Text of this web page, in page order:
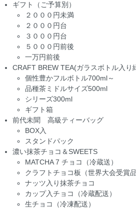
ギフト（ご予算別）
２０００円未満
２０００円台
３０００円台
５０００円前後
一万円前後
CRAFT BREW TEA(ガラスボトル入り
個性豊かフルボトル700ml～
品種茶ミドルサイズ500ml
シリーズ300ml
ギフト箱
前代未聞 高級ティーバッグ
BOX入
スタンドパック
濃い抹茶チョコ＆SWEETS
MATCHA 7 チョコ（冷蔵送）
クラフトチョコ板（世界大会受賞品
ナッツ入り抹茶チョコ
カップ入チョコ（冷蔵配送）
生チョコ（冷凍配送）